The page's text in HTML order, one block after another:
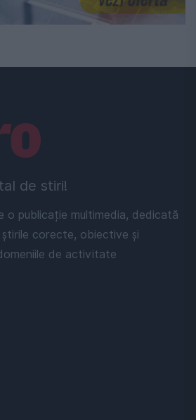
de stiri!
o publicație multimedia, dedicată
corecte, obiective și
de activitate